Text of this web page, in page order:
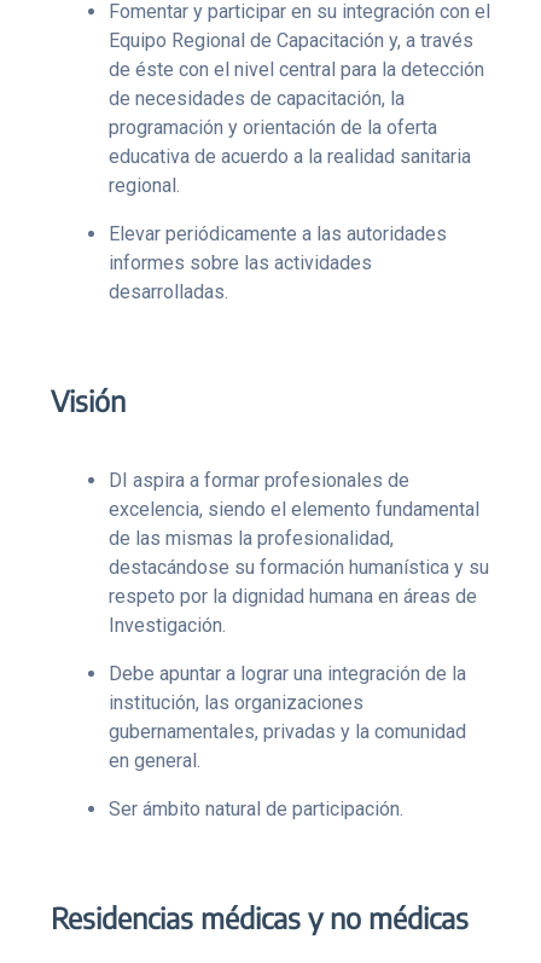
Fomentar y participar en su integración con el
Equipo Regional de Capacitación y, a través
de éste con el nivel central para la detección
de necesidades de capacitación, la
programación y orientación de la oferta
educativa de acuerdo a la realidad sanitaria
regional.
Elevar periódicamente a las autoridades
informes sobre las actividades
desarrolladas.
Visión
DI aspira a formar profesionales de
excelencia, siendo el elemento fundamental
de las mismas la profesionalidad,
destacándose su formación humanística y su
respeto por la dignidad humana en áreas de
Investigación.
Debe apuntar a lograr una integración de la
institución, las organizaciones
gubernamentales, privadas y la comunidad
en general.
Ser ámbito natural de participación.
Residencias médicas y no médicas